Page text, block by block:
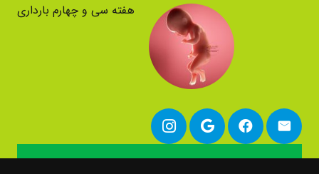
هفته سی و چهارم بارداری